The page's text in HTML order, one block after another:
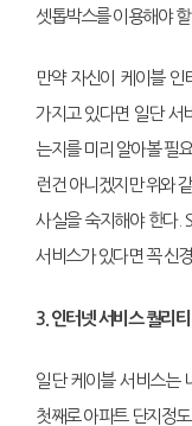
셋톱박스를 이용해야 할
만약 자신이 케이블 인
가지고 있다면 일단 서
는지를 미리 알아볼 필
런건 아니겠지만 위와
사실을 숙지해야 한다.
서비스가 있다면 꼭 신
3. 인터넷 서비스 퀄리티
일단 케이블 서비스는
첫째로 아파트 단지정